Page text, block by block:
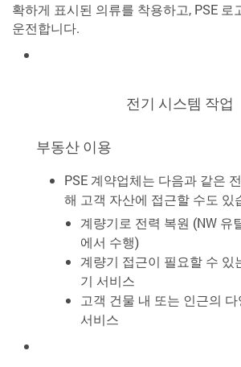
확하게 표시된 의류를 착용하고, PSE 로
운전합니다.
전기 시스템 작업
부동산 이용
PSE 계약업체는 다음과 같은
해 고객 자산에 접근할 수도 있
계량기로 전력 복원 (NW 유
에서 수행)
계량기 접근이 필요할 수 있
기 서비스
고객 건물 내 또는 인근의
서비스